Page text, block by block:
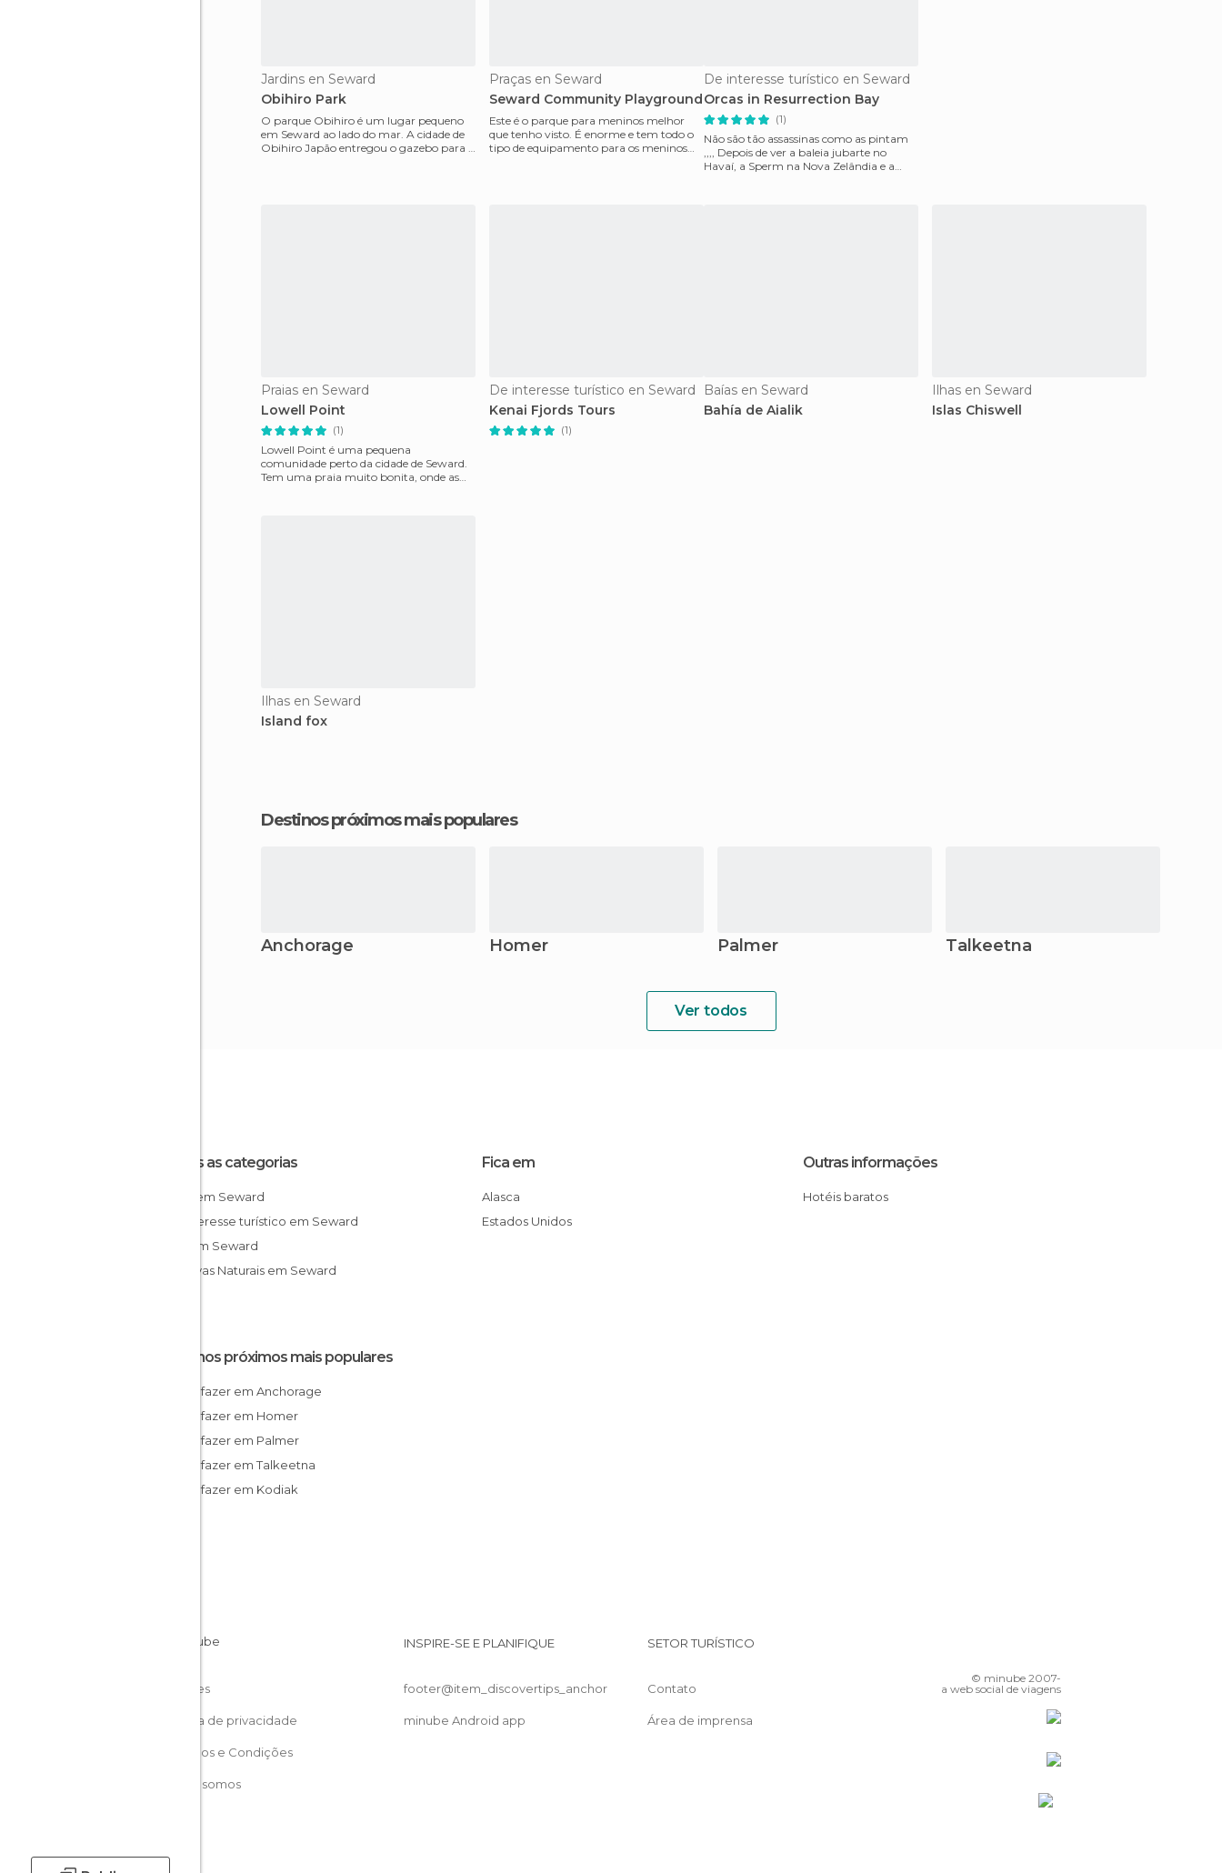
Jardins en Seward
Obihiro Park
O parque Obihiro é um lugar pequeno
em Seward ao lado do mar. A cidade de
Obihiro Japão entregou o gazebo para a
Praças en Seward
Seward Community Playground
Este é o parque para meninos melhor
que tenho visto. É enorme e tem todo o
tipo de equipamento para os meninos
De interesse turístico en Seward
Orcas in Resurrection Bay
(1)
Não são tão assassinas como as pintam
,,,, Depois de ver a baleia jubarte no
Havaí, a Sperm na Nova Zelândia e a
Praias en Seward
Lowell Point
(1)
Lowell Point é uma pequena
comunidade perto da cidade de Seward.
Tem uma praia muito bonita, onde as
De interesse turístico en Seward
Kenai Fjords Tours
(1)
Baías en Seward
Bahía de Aialik
Ilhas en Seward
Islas Chiswell
Ilhas en Seward
Island fox
Destinos próximos mais populares
Anchorage Homer Palmer Talkeetna
Ver todos
Todas as categorias
Baías em Seward
De interesse turístico em Seward
Ilhas em Seward
Reservas Naturais em Seward
Fica em
Alasca
Estados Unidos
Outras informações
Hotéis baratos
Destinos próximos mais populares
O que fazer em Anchorage
O que fazer em Homer
O que fazer em Palmer
O que fazer em Talkeetna
O que fazer em Kodiak
Cookies
Política de privacidade
Términos e Condições
Quem somos
INSPIRE-SE E PLANIFIQUE
footer@item_discovertips_anchor
minube Android app
SETOR TURÍSTICO
Contato
Área de imprensa
© minube 2007-
a web social de viagens